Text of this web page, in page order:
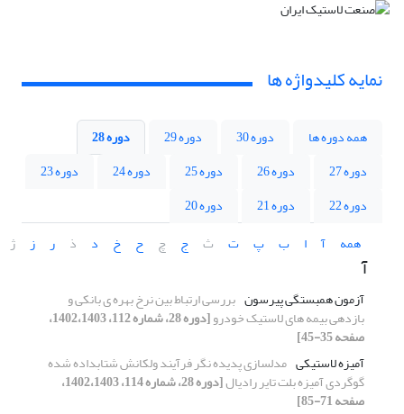
نمایه کلیدواژه ها
همه دوره ها دوره 30 دوره 29
دوره 28
دوره 27
دوره 26 دوره 25 دوره 24
دوره 23
دوره 22
دوره 21
دوره 20
همه
آ ا ب پ ت ث ج چ ح خ د ذ ر ز ژ
آ
آزمون همبستگی پیرسون بررسی ارتباط بین نرخ بهره ی بانکی و
بازدهی بیمه های لاستیک خودرو [دوره 28، شماره 112، 1402،1403،
صفحه 35-45]
آمیزه لاستیکی مدلسازی پدیده نگر فرآیند ولکانش شتابداده شده
گوگردی آمیزه بلت تایر رادیال [دوره 28، شماره 114، 1402،1403،
صفحه 71-85]